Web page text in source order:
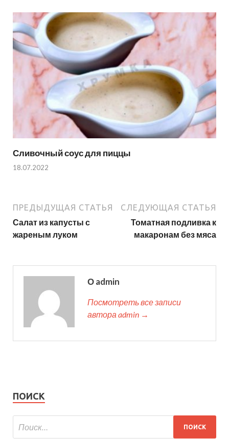
Сливочный соус для пиццы
18.07.2022
ПРЕДЫДУЩАЯ СТАТЬЯ
Салат из капусты с
жареным луком
СЛЕДУЮЩАЯ СТАТЬЯ
Томатная подливка к
макаронам без мяса
О admin
Посмотреть все записи
автора admin →
ПОИСК